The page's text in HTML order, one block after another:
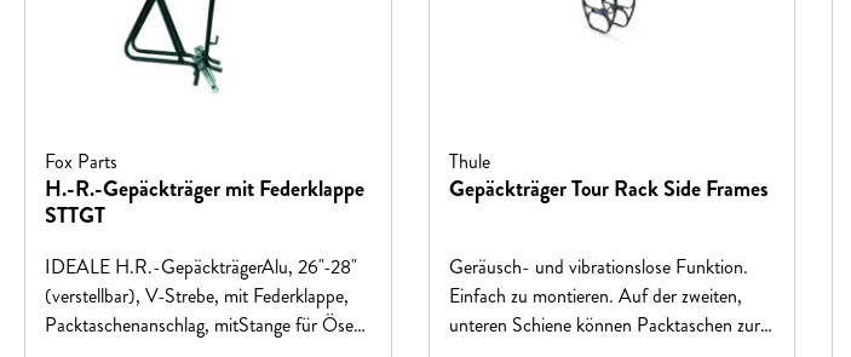
Fox Parts
H.-R.-Gepäckträger mit Federklappe
STTGT
IDEALE H.R.-GepäckträgerAlu, 26"-28"
(verstellbar), V-Strebe, mit Federklappe,
Packtaschenanschlag, mitStange für Ösen
Thule
Gepäckträger Tour Rack Side Frames
Geräusch- und vibrationslose Funktion.
Einfach zu montieren. Auf der zweiten,
unteren Schiene können Packtaschen zur